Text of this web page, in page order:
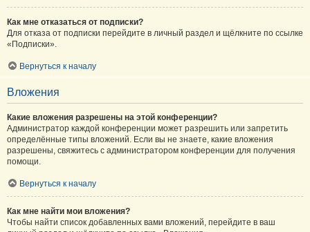
Как мне отказаться от подписки?
Для отказа от подписки перейдите в личный раздел и щёлкните по ссылке
«Подписки».
Вернуться к началу
Вложения
Какие вложения разрешены на этой конференции?
Администратор каждой конференции может разрешить или запретить
определённые типы вложений. Если вы не знаете, какие вложения
разрешены, свяжитесь с администратором конференции для получения
помощи.
Вернуться к началу
Как мне найти мои вложения?
Чтобы найти список добавленных вами вложений, перейдите в ваш